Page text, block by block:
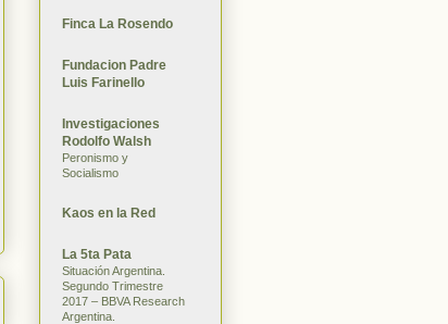
Finca La Rosendo
Fundacion Padre
Luis Farinello
Investigaciones
Rodolfo Walsh
Peronismo y
Socialismo
Kaos en la Red
La 5ta Pata
Situación Argentina.
Segundo Trimestre
2017 – BBVA Research
Argentina.